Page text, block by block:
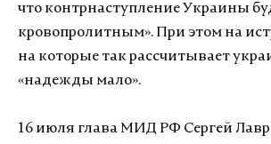
что контрнаступление Украины
кровопролитным». При этом на
на которые так рассчитывает
«надежды мало».
16 июля глава МИД РФ Сергей